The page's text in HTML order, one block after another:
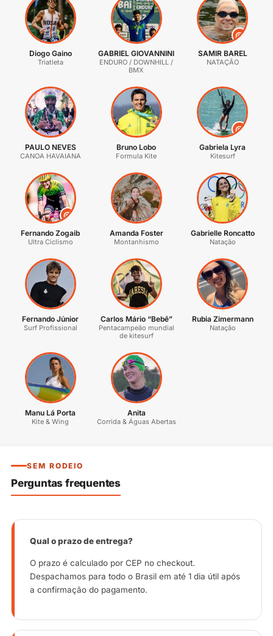
Diogo Gaino
Triatleta
GABRIEL GIOVANNINI
ENDURO / DOWNHILL /
BMX
@
SAMIR BAREL
NATAÇÃO
PAULO NEVES
CANOA HAVAIANA
Bruno Lobo
Formula Kite
@
Gabriela Lyra
Kitesurf
@
Fernando Zogaib
Ultra Ciclismo
Amanda Foster
Montanhismo
Gabrielle Roncatto
Natação
Fernando Júnior
Surf Profissional
Carlos Mário “Bebê”
Pentacampeão mundial
de kitesurf
Rubia Zimermann
Natação
Manu Lá Porta
Kite & Wing
Anita
Corrida & Águas Abertas
SEM RODEIO
Perguntas frequentes
Qual o prazo de entrega?
O prazo é calculado por CEP no checkout.
Despachamos para todo o Brasil em até 1 dia útil após
a confirmação do pagamento.